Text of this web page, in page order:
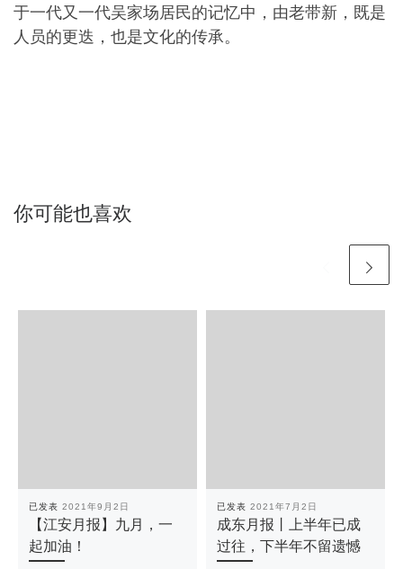
于一代又一代吴家场居民的记忆中，由老带新，既是
人员的更迭，也是文化的传承。
你可能也喜欢
已发表 2021年9月2日
【江安月报】九月，一
起加油！
已发表 2021年7月2日
成东月报丨上半年已成
过往，下半年不留遗憾